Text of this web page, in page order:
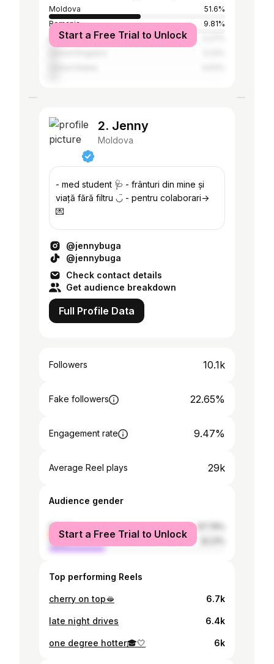
Moldova
51.6%
Romania
9.81%
ItalyStart a Free Trial to Unlock
2. Jenny
Moldova
- med student 🩺 - frânturi din mine și
viață fără filtru ◡̈ - pentru colaborari->
💌
@jennybuga
@jennybuga
Check contact details
Get audience breakdown
Full Profile Data
Followers 10.1k
Fake followers 22.65%
Engagement rate 9.47%
Average Reel plays 29k
Audience gender
female
male
Start a Free Trial to Unlock
Top performing Reels
cherry on top🫦 6.7k
late night drives 6.4k
one degree hotter🎓🤍 6k